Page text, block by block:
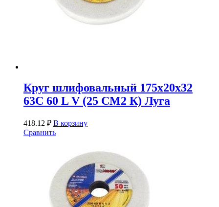
Круг шлифовальный 175х20х32
63С 60 L V (25 СМ2 К) Луга
418.12 ₽ В корзину
Сравнить